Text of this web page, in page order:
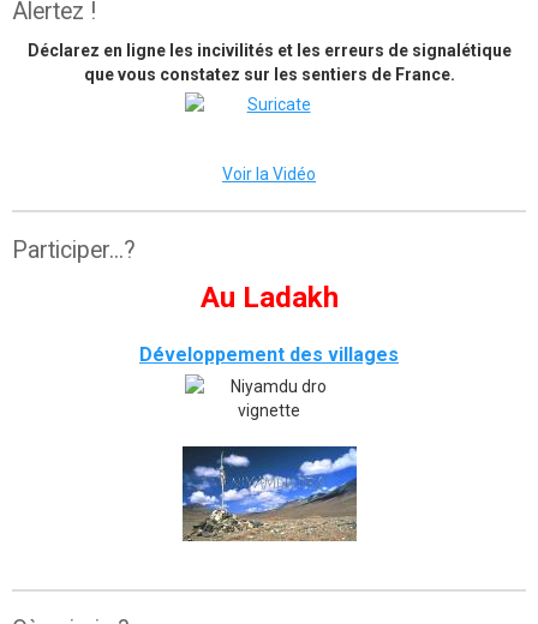
Alertez !
Déclarez en ligne les incivilités et les erreurs de signalétique
que vous constatez sur les sentiers de France.
Voir la Vidéo
Participer...?
Au Ladakh
Développement des villages